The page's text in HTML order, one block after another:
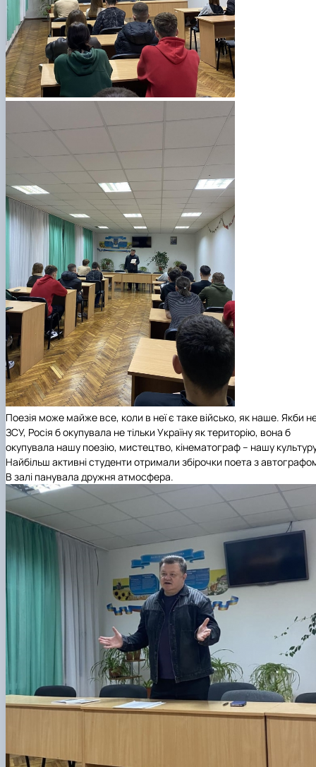
Поезія може майже все, коли в неї є таке військо, як наше. Якби
ЗСУ, Росія б окупувала не тільки Україну як територію, вона б
окупувала нашу поезію, мистецтво, кінематограф – нашу
Найбільш активні студенти отримали збірочки поета з
В залі панувала дружня атмосфера.